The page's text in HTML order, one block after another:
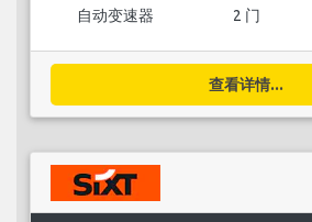
自动变速器 2 门
查看详情...